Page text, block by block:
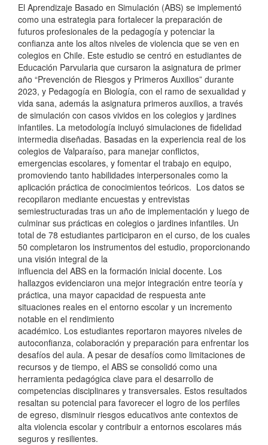
El Aprendizaje Basado en Simulación (ABS) se implementó
como una estrategia para fortalecer la preparación de
futuros profesionales de la pedagogía y potenciar la
confianza ante los altos niveles de violencia que se ven en
colegios en Chile. Este estudio se centró en estudiantes de
Educación Parvularia que cursaron la asignatura de primer
año “Prevención de Riesgos y Primeros Auxilios” durante
2023, y Pedagogía en Biología, con el ramo de sexualidad y
vida sana, además la asignatura primeros auxilios, a través
de simulación con casos vividos en los colegios y jardines
infantiles. La metodología incluyó simulaciones de fidelidad
intermedia diseñadas. Basadas en la experiencia real de los
colegios de Valparaíso, para manejar conflictos,
emergencias escolares, y fomentar el trabajo en equipo,
promoviendo tanto habilidades interpersonales como la
aplicación práctica de conocimientos teóricos. Los datos se
recopilaron mediante encuestas y entrevistas
semiestructuradas tras un año de implementación y luego de
culminar sus prácticas en colegios o jardines infantiles. Un
total de 78 estudiantes participaron en el curso, de los cuales
50 completaron los instrumentos del estudio, proporcionando
una visión integral de la
influencia del ABS en la formación inicial docente. Los
hallazgos evidenciaron una mejor integración entre teoría y
práctica, una mayor capacidad de respuesta ante
situaciones reales en el entorno escolar y un incremento
notable en el rendimiento
académico. Los estudiantes reportaron mayores niveles de
autoconfianza, colaboración y preparación para enfrentar los
desafíos del aula. A pesar de desafíos como limitaciones de
recursos y de tiempo, el ABS se consolidó como una
herramienta pedagógica clave para el desarrollo de
competencias disciplinares y transversales. Estos resultados
resaltan su potencial para favorecer el logro de los perfiles
de egreso, disminuir riesgos educativos ante contextos de
alta violencia escolar y contribuir a entornos escolares más
seguros y resilientes.